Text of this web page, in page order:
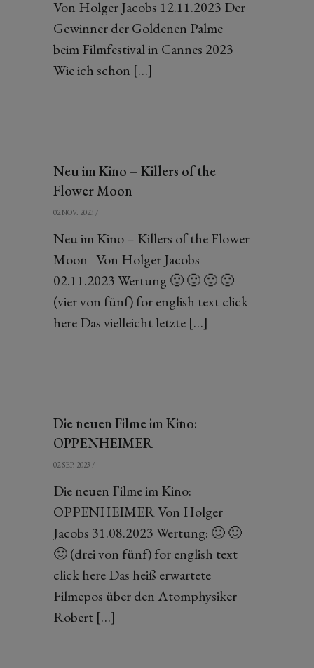
Von Holger Jacobs 12.11.2023 Der
Gewinner der Goldenen Palme
beim Filmfestival in Cannes 2023
Wie ich schon […]
Neu im Kino – Killers of the
Flower Moon
02 NOV. 2023 /
Neu im Kino – Killers of the Flower
Moon Von Holger Jacobs
02.11.2023 Wertung 🙂 🙂 🙂 🙂
(vier von fünf) for english text click
here Das vielleicht letzte […]
Die neuen Filme im Kino:
OPPENHEIMER
02 SEP. 2023 /
Die neuen Filme im Kino:
OPPENHEIMER Von Holger
Jacobs 31.08.2023 Wertung: 🙂 🙂
🙂 (drei von fünf) for english text
click here Das heiß erwartete
Filmepos über den Atomphysiker
Robert […]